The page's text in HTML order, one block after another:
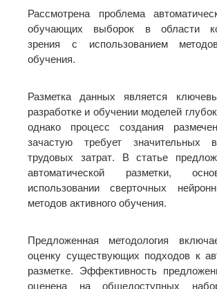
Рассмотрена проблема
обучающих выборок в области
зрения с использованием
обучения.
Разметка данных является
разработке и обучении моделей
однако процесс создания
зачастую требует значительных
трудовых затрат. В статье
автоматической разметки,
использовании сверточных
методов активного обучения.
Предложенная методология
оценку существующих подходов к
разметке. Эффективность
оценена на общедоступных